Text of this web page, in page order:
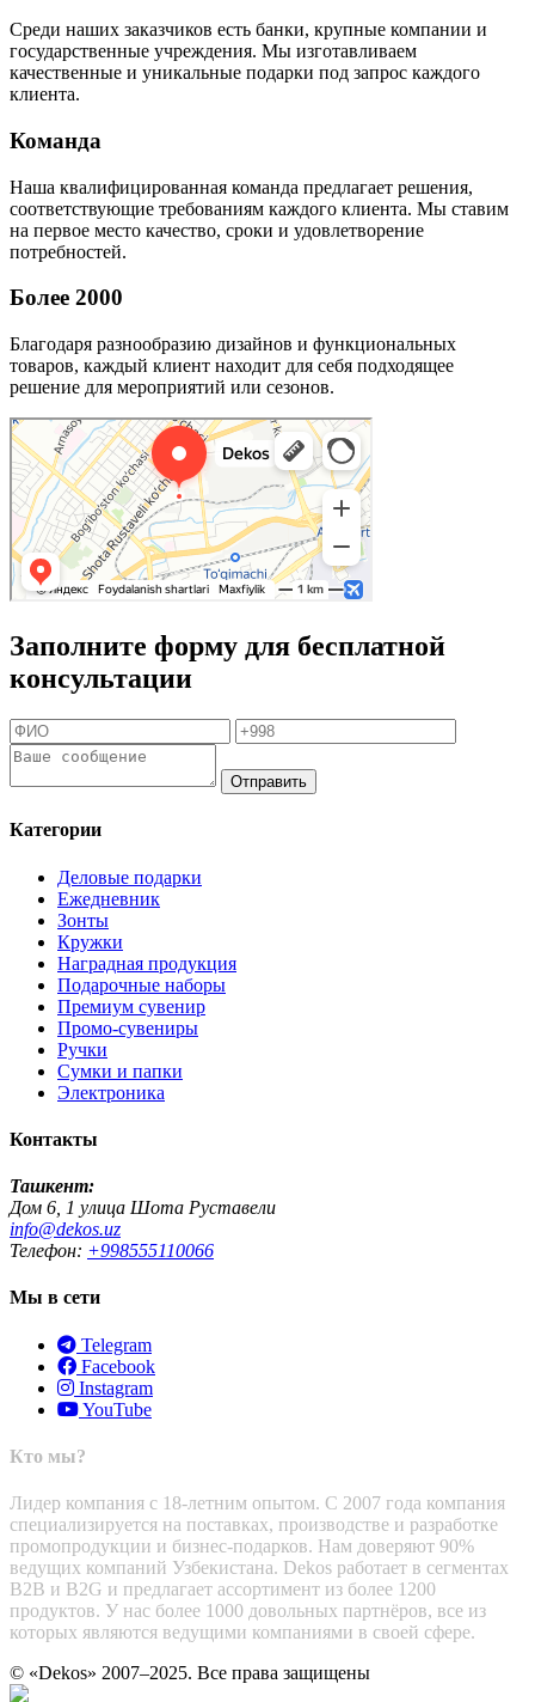
Среди наших заказчиков есть банки, крупные компании и
государственные учреждения. Мы изготавливаем
качественные и уникальные подарки под запрос каждого
клиента.
Команда
Наша квалифицированная команда предлагает решения,
соответствующие требованиям каждого клиента. Мы ставим
на первое место качество, сроки и удовлетворение
потребностей.
Более 2000
Благодаря разнообразию дизайнов и функциональных
товаров, каждый клиент находит для себя подходящее
решение для мероприятий или сезонов.
Заполните форму для бесплатной
консультации
Отправить
Категории
Деловые подарки
Ежедневник
Зонты
Кружки
Наградная продукция
Подарочные наборы
Премиум сувенир
Промо-сувениры
Ручки
Сумки и папки
Электроника
Контакты
Ташкент:
Дом 6, 1 улица Шота Руставели
info@dekos.uz
Телефон: +998555110066
Мы в сети
Telegram
Facebook
Instagram
YouTube
Кто мы?
Лидер компания с 18-летним опытом. С 2007 года компания
специализируется на поставках, производстве и разработке
промопродукции и бизнес-подарков. Нам доверяют 90%
ведущих компаний Узбекистана. Dekos работает в сегментах
B2B и B2G и предлагает ассортимент из более 1200
продуктов. У нас более 1000 довольных партнёров, все из
которых являются ведущими компаниями в своей сфере.
© «Dekos» 2007–2025. Все права защищены